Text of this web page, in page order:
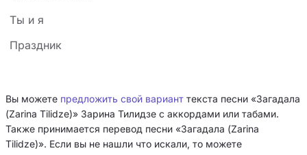
Ты и я
Праздник
Вы можете предложить свой вариант текста песни «Загадала
(Zarina Tilidze)» Зарина Тилидзе с аккордами или табами.
Также принимается перевод песни «Загадала (Zarina
Tilidze)». Если вы не нашли что искали, то можете